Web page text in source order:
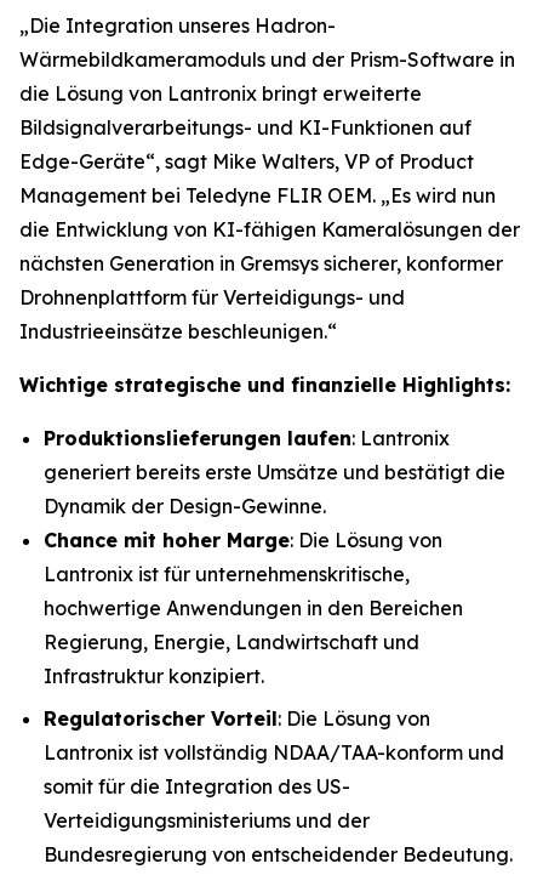
„Die Integration unseres Hadron-
Wärmebildkameramoduls und der Prism-Software in
die Lösung von Lantronix bringt erweiterte
Bildsignalverarbeitungs- und KI-Funktionen auf
Edge-Geräte“, sagt Mike Walters, VP of Product
Management bei Teledyne FLIR OEM. „Es wird nun
die Entwicklung von KI-fähigen Kameralösungen der
nächsten Generation in Gremsys sicherer, konformer
Drohnenplattform für Verteidigungs- und
Industrieeinsätze beschleunigen.“
Wichtige strategische und finanzielle Highlights:
Produktionslieferungen laufen: Lantronix
generiert bereits erste Umsätze und bestätigt die
Dynamik der Design-Gewinne.
Chance mit hoher Marge: Die Lösung von
Lantronix ist für unternehmenskritische,
hochwertige Anwendungen in den Bereichen
Regierung, Energie, Landwirtschaft und
Infrastruktur konzipiert.
Regulatorischer Vorteil: Die Lösung von
Lantronix ist vollständig NDAA/TAA-konform und
somit für die Integration des US-
Verteidigungsministeriums und der
Bundesregierung von entscheidender Bedeutung.